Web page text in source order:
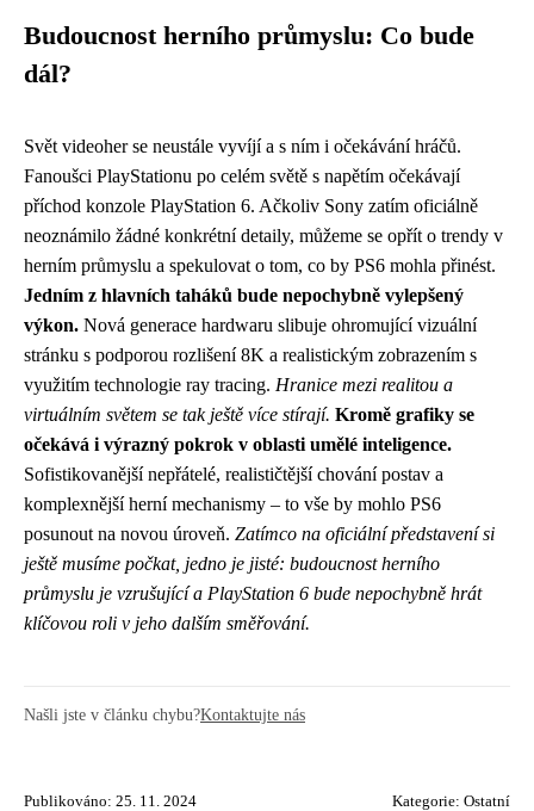
Budoucnost herního průmyslu: Co bude
dál?
Svět videoher se neustále vyvíjí a s ním i očekávání hráčů.
Fanoušci PlayStationu po celém světě s napětím očekávají
příchod konzole PlayStation 6. Ačkoliv Sony zatím oficiálně
neoznámilo žádné konkrétní detaily, můžeme se opřít o trendy v
herním průmyslu a spekulovat o tom, co by PS6 mohla přinést.
Jedním z hlavních taháků bude nepochybně vylepšený
výkon. Nová generace hardwaru slibuje ohromující vizuální
stránku s podporou rozlišení 8K a realistickým zobrazením s
využitím technologie ray tracing. Hranice mezi realitou a
virtuálním světem se tak ještě více stírají. Kromě grafiky se
očekává i výrazný pokrok v oblasti umělé inteligence.
Sofistikovanější nepřátelé, realističtější chování postav a
komplexnější herní mechanismy – to vše by mohlo PS6
posunout na novou úroveň. Zatímco na oficiální představení si
ještě musíme počkat, jedno je jisté: budoucnost herního
průmyslu je vzrušující a PlayStation 6 bude nepochybně hrát
klíčovou roli v jeho dalším směřování.
Našli jste v článku chybu?Kontaktujte nás
Publikováno: 25. 11. 2024 Kategorie: Ostatní